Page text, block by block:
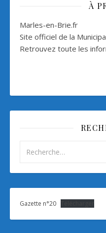
À
Marles-en-Brie.fr
Site officiel de la
Retrouvez toute les
Gazette n°20